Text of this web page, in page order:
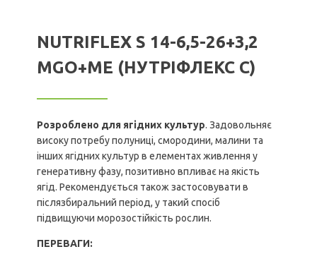
NUTRIFLEX S 14-6,5-26+3,2
MGO+МЕ (НУТРІФЛЕКС С)
Розроблено для ягідних культур. Задовольняє
високу потребу полуниці, смородини, малини та
інших ягідних культур в елементах живлення у
генеративну фазу, позитивно впливає на якість
ягід. Рекомендується також застосовувати в
післязбиральний період, у такий спосіб
підвищуючи морозостійкість рослин.
ПЕРЕВАГИ: